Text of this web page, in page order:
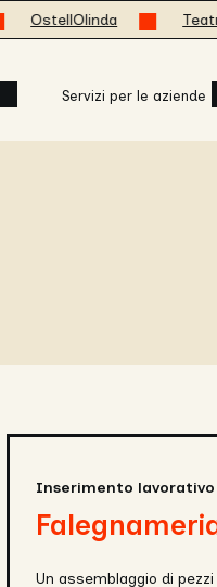
OstellOlinda
Servizi per le aziende
Inserimento lavorativo
Un assemblaggio di